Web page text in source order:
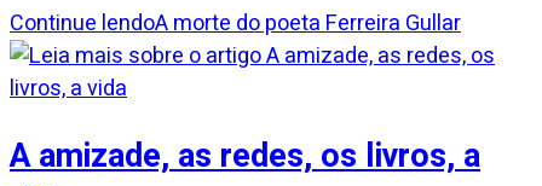
Continue lendoA morte do poeta Ferreira Gullar
A amizade, as redes, os livros, a